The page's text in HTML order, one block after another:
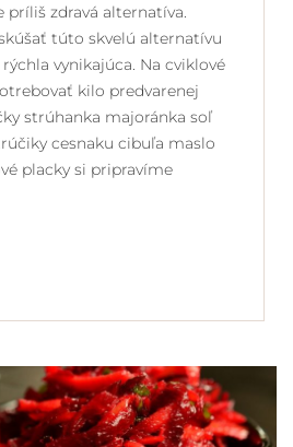
príliš zdravá alternatíva.
túto skvelú alternatívu
vynikajúca. Na cviklové
kilo predvarenej
strúhanka majoránka soľ
cesnaku cibuľa maslo
placky si pripravíme